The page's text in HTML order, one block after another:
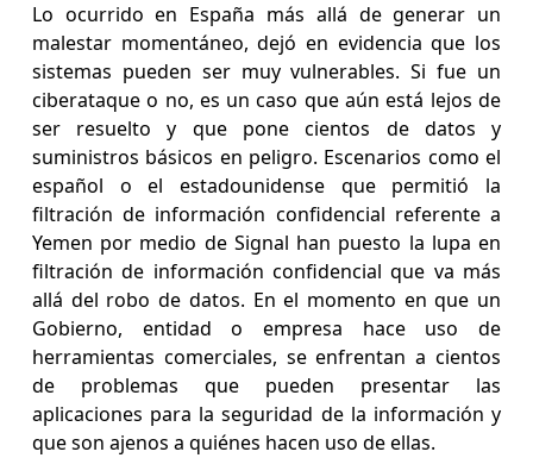
Lo ocurrido en España más allá de generar un
malestar momentáneo, dejó en evidencia que los
sistemas pueden ser muy vulnerables. Si fue un
ciberataque o no, es un caso que aún está lejos de
ser resuelto y que pone cientos de datos y
suministros básicos en peligro. Escenarios como el
español o el estadounidense que permitió la
filtración de información confidencial referente a
Yemen por medio de Signal han puesto la lupa en
filtración de información confidencial que va más
allá del robo de datos. En el momento en que un
Gobierno, entidad o empresa hace uso de
herramientas comerciales, se enfrentan a cientos
de problemas que pueden presentar las
aplicaciones para la seguridad de la información y
que son ajenos a quiénes hacen uso de ellas.